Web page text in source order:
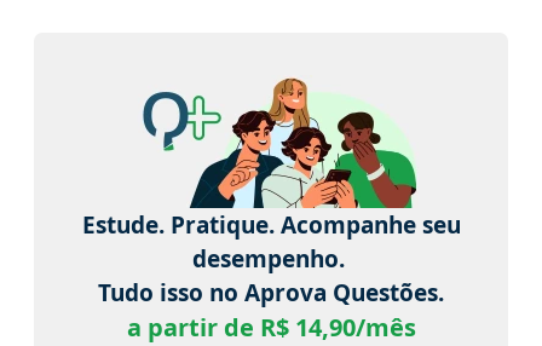
Estude. Pratique. Acompanhe seu
desempenho.
Tudo isso no Aprova Questões.
a partir de R$ 14,90/mês